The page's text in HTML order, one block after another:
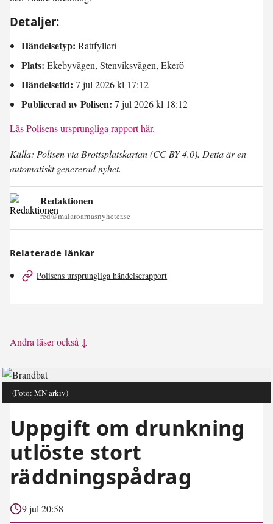
Detaljer:
Händelsetyp: Rattfylleri
Plats: Ekebyvägen, Stenviksvägen, Ekerö
Händelsetid: 7 jul 2026 kl 17:12
Publicerad av Polisen: 7 jul 2026 kl 18:12
Läs Polisens ursprungliga rapport här.
Källa: Polisen via Brottsplatskartan (CC BY 4.0). Detta är en
automatiskt genererad nyhet.
Redaktionen
red@malaroarnasnyheter.se
Relaterade länkar
Polisens ursprungliga händelserapport
Andra läser också ↓
(Foto: MN arkiv)
Uppgift om drunkning
utlöste stort
räddningspådrag
9 jul 20:58